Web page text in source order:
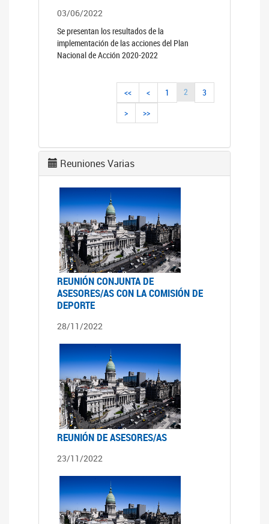
03/06/2022
Se presentan los resultados de la
implementación de las acciones del Plan
Nacional de Acción 2020-2022
<< < 1 2
3
>
>>
Reuniones Varias
REUNIÓN CONJUNTA DE
ASESORES/AS CON LA COMISIÓN DE
DEPORTE
28/11/2022
REUNIÓN DE ASESORES/AS
23/11/2022